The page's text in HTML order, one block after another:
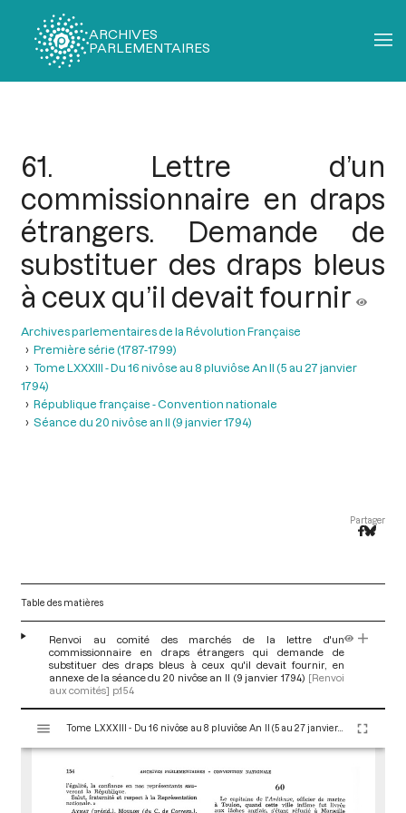
ARCHIVES
PARLEMENTAIRES
61. Lettre d’un
commissionnaire en draps
étrangers. Demande de
substituer des draps bleus
à ceux qu’il devait fournir
Archives parlementaires de la Révolution Française
Première série (1787-1799)
Tome LXXXIII - Du 16 nivôse au 8 pluviôse An II (5 au 27 janvier
1794)
République française - Convention nationale
Séance du 20 nivôse an II (9 janvier 1794)
Partager
Table des matières
Renvoi au comité des marchés de la lettre d'un
commissionnaire en draps étrangers qui demande de
substituer des draps bleus à ceux qu'il devait fournir, en
annexe de la séance du 20 nivôse an II (9 janvier 1794) [Renvoi
aux comités] p.154
s